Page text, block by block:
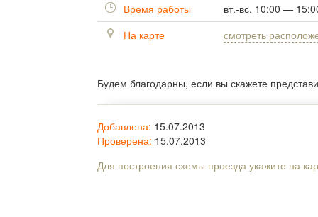
Время работы
вт.-вс. 10:00 —
На карте
смотреть
Будем благодарны, если вы скажете
Добавлена: 15.07.2013
Проверена: 15.07.2013
Для построения схемы проезда укажите на